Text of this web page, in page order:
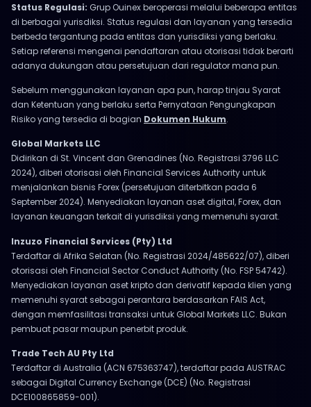
Status Regulasi: Grup Ouinex beroperasi melalui beberapa entitas
di berbagai yurisdiksi. Status regulasi dan layanan yang tersedia
berbeda tergantung pada entitas dan yurisdiksi yang berlaku.
Setiap referensi mengenai pendaftaran atau otorisasi tidak berarti
adanya dukungan atau persetujuan dari regulator mana pun.
Sebelum menggunakan layanan apa pun, harap tinjau Syarat
dan Ketentuan yang berlaku serta Pernyataan Pengungkapan
Risiko yang tersedia di bagian Dokumen Hukum.
Global Markets LLC
Didirikan di St. Vincent dan Grenadines (No. Registrasi 3796 LLC
2024), diberi otorisasi oleh Financial Services Authority untuk
menjalankan bisnis Forex (persetujuan diterbitkan pada 6
September 2024). Menyediakan layanan aset digital, Forex, dan
layanan keuangan terkait di yurisdiksi yang memenuhi syarat.
Inzuzo Financial Services (Pty) Ltd
Terdaftar di Afrika Selatan (No. Registrasi 2024/485622/07), diberi
otorisasi oleh Financial Sector Conduct Authority (No. FSP 54742).
Menyediakan layanan aset kripto dan derivatif kepada klien yang
memenuhi syarat sebagai perantara berdasarkan FAIS Act,
dengan memfasilitasi transaksi untuk Global Markets LLC. Bukan
pembuat pasar maupun penerbit produk.
Trade Tech AU Pty Ltd
Terdaftar di Australia (ACN 675363747), terdaftar pada AUSTRAC
sebagai Digital Currency Exchange (DCE) (No. Registrasi
DCE100865859-001).